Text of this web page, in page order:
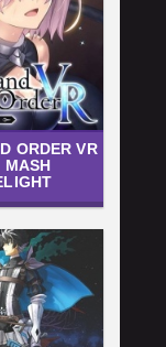
ORDER VR
MASH